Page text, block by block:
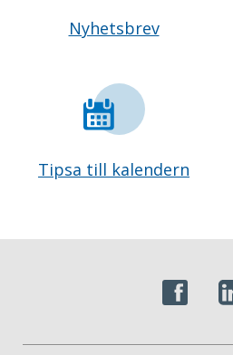
Nyhetsbrev
Tipsa till kalendern